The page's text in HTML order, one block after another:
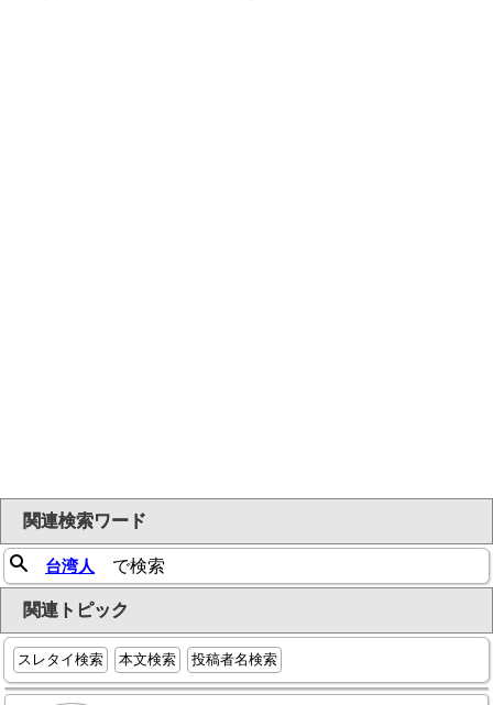
関連検索ワード
台湾人 で検索
関連トピック
スレタイ検索 本文検索 投稿者名検索